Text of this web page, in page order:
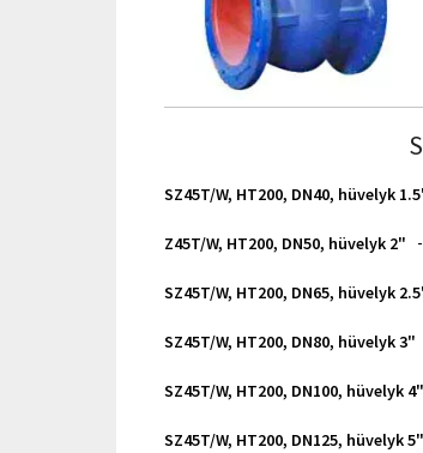
SZ45T/W, HT200, DN40, hüvelyk
Z45T/W, HT200, DN50, hüvelyk 2"
SZ45T/W, HT200, DN65, hüvelyk
SZ45T/W, HT200, DN80, hüvelyk 3"
SZ45T/W, HT200, DN100, hüvelyk 4"
SZ45T/W, HT200, DN125, hüvelyk 5"